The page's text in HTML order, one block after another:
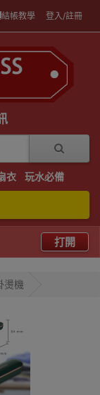
結帳教學 登入/註冊
衣 玩水必備
打開
燙機